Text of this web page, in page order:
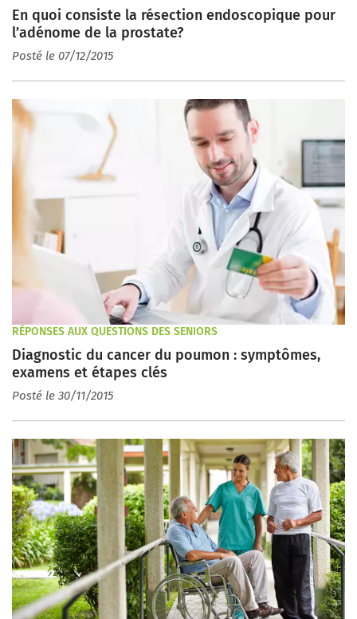
En quoi consiste la résection endoscopique pour
l’adénome de la prostate?
Posté le 07/12/2015
RÉPONSES AUX QUESTIONS DES SENIORS
Diagnostic du cancer du poumon : symptômes,
examens et étapes clés
Posté le 30/11/2015